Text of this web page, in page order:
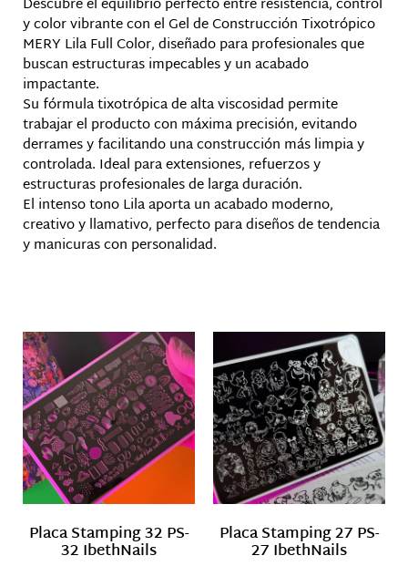
Descubre el equilibrio perfecto entre resistencia, control
y color vibrante con el Gel de Construcción Tixotrópico
MERY Lila Full Color, diseñado para profesionales que
buscan estructuras impecables y un acabado
impactante.
Su fórmula tixotrópica de alta viscosidad permite
trabajar el producto con máxima precisión, evitando
derrames y facilitando una construcción más limpia y
controlada. Ideal para extensiones, refuerzos y
estructuras profesionales de larga duración.
El intenso tono Lila aporta un acabado moderno,
creativo y llamativo, perfecto para diseños de tendencia
y manicuras con personalidad.
Placa Stamping 32 PS-
32 IbethNails
Placa Stamping 27 PS-
27 IbethNails